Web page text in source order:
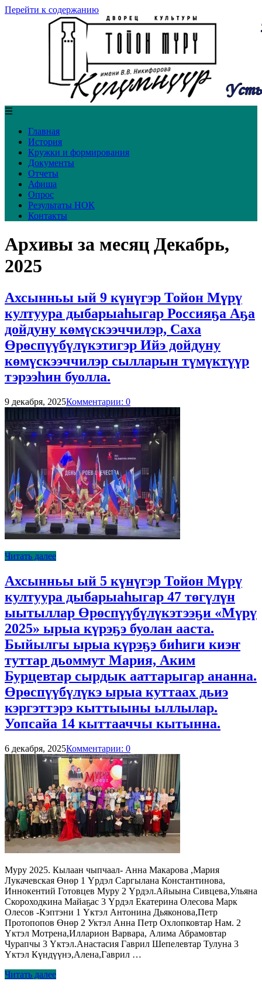
Перейти к содержанию
☰
Главная
История
Кружки и формирования
Документы
Отчеты
Афиша
Опрос
Результаты НОК
Контакты
Архивы за месяц Декабрь,
2025
Ахсынньы ый 9 күнүгэр Тойон Мүрү
култуура дыбарыаһыгар Россияҕа Аҕа
дойдуну көмүскээччилэр, Саха
Өрөспүүбүлүкэтигэр Ийэ дойдуну
көмүскээччилэр сылларын түмүктүүр
тэрээһин буолла.
9 декабря, 2025Комментарии: 0
Читать далее
Ахсынньы ый 5 күнүгэр Тойон Мүрү
култуура дыбарыаһыгар 47 төгүлүн
ыытыллар Өрөспүүбүлүкэтээҕи «Мүрү
2025» ырыа күрэҕэ буолан ааста.
Быйылгы ырыа күрэҕэ биһиги киэҥ
туттар дьоммут Мария, Аким
Бурцевтар сырдык ааттарыгар ананна.
Өрөспүүбүлүкэ ырыа куттаах дьиэ
кэргэттэрэ кыттыыны ыллылар.
Уопсайа 14 кыттааччы кытынна.
6 декабря, 2025Комментарии: 0
Муру 2025. Кылаан чыпчаал- Анна Макарова ,Мария
Лукачевская Өнөр 1 Үрдэл Саргылана Константинова,
Иннокентий Готовцев Муру 2 Үрдэл.Айыына Сивцева,Ульяна
Скороходкина Майаҕас 3 Үрдэл Екатерина Олесова Марк
Олесов -Кэптэни 1 Үктэл Антонина Дьяконова,Петр
Протопопов Өнөр 2 Уктэл Анна Петр Охлопковтар Нам. 2
Үктэл Мотрена,Илларион Варвара, Алима Абрамовтар
Чурапчы 3 Үктэл.Анастасия Гаврил Шепелевтар Тулуна 3
Үктэл Күндүүнэ,Алена,Гаврил …
Читать далее